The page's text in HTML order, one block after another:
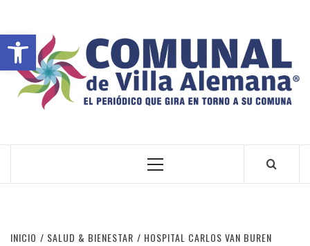
Abrir barra de herramientas
INICIO SALUD & BIENESTAR
HOSPITAL CARLOS VAN BUREN